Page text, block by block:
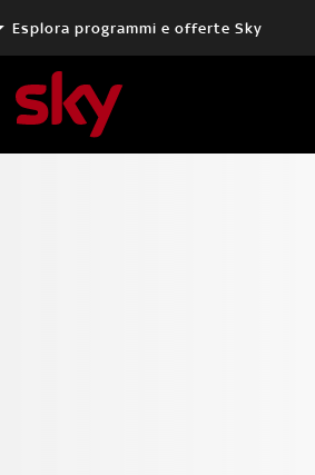
Esplora programmi e offerte Sky